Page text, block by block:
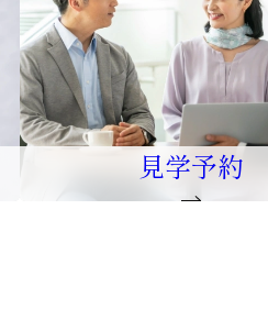
見学予約